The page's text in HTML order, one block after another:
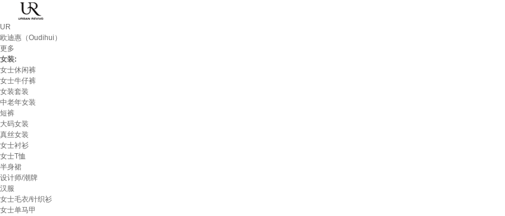
UR
欧迪惠（Oudihui）
更多
女装:
女士休闲裤
女士牛仔裤
女装套装
中老年女装
短裤
大码女装
真丝女装
女士衬衫
女士T恤
半身裙
设计师/潮牌
汉服
女士毛衣/针织衫
女士单马甲